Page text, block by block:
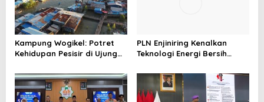
Kampung Wogikel: Potret
Kehidupan Pesisir di Ujung
Bertahan di Tengah
Keterbatasan
PLN Enjiniring Kenalkan
Teknologi Energi Bersih